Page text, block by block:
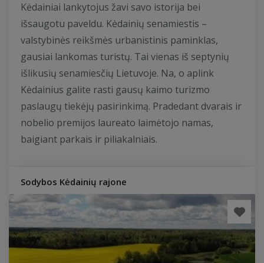
Kėdainiai lankytojus žavi savo istorija bei
išsaugotu paveldu. Kėdainių senamiestis –
valstybinės reikšmės urbanistinis paminklas,
gausiai lankomas turistų. Tai vienas iš septynių
išlikusių senamiesčių Lietuvoje. Na, o aplink
Kėdainius galite rasti gausų kaimo turizmo
paslaugų tiekėjų pasirinkimą. Pradedant dvarais ir
nobelio premijos laureato laimėtojo namas,
baigiant parkais ir piliakalniais.
Sodybos Kėdainių rajone